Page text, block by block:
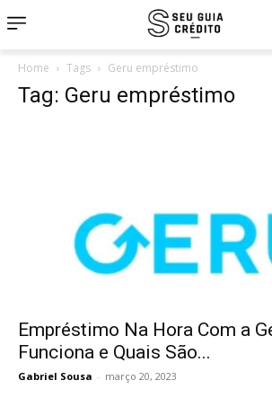
Home Tags Geru empréstimo
Tag: Geru empréstimo
Empréstimo Na Hora Com a
Funciona e Quais São...
Gabriel Sousa - março 20, 2023